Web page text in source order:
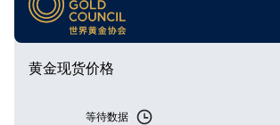
黄金现货价格
等待数据